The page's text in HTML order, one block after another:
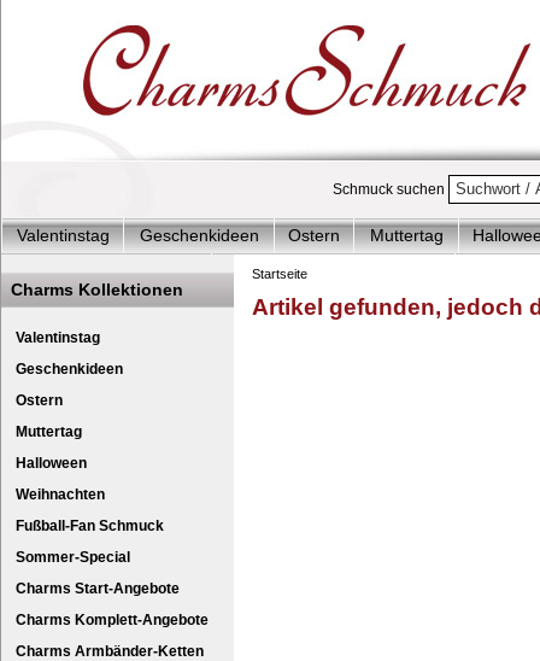
Schmuck suchen
Valentinstag Geschenkideen Ostern Muttertag
Charms Start-Angebote
Charms Komplett-Angebote
Silberschmuck & mehr
Charms - Kinder & Jugendlich
Charms Kollektionen
Valentinstag
Geschenkideen
Ostern
Muttertag
Halloween
Weihnachten
Fußball-Fan Schmuck
Sommer-Special
Charms Start-Angebote
Charms Komplett-Angebote
Charms Armbänder-Ketten
Startseite
Leder Halskette 45cm
Artikel gefunden, jedoch